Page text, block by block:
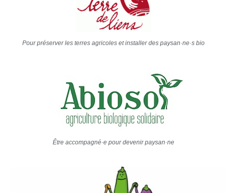
Pour préserver les terres agricoles et installer des paysan·ne·s bio
Être accompagné·e pour devenir paysan·ne